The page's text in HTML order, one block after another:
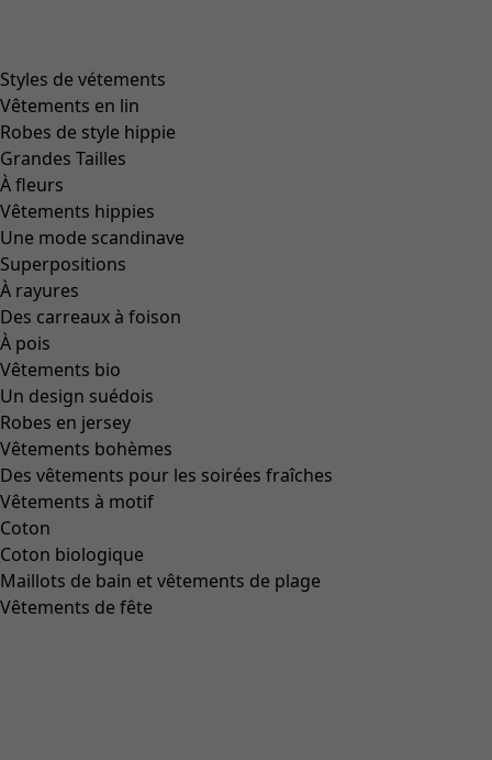
Styles de vétements
Vêtements en lin
Robes de style hippie
Grandes Tailles
À fleurs
Vêtements hippies
Une mode scandinave
Superpositions
À rayures
Des carreaux à foison
À pois
Vêtements bio
Un design suédois
Robes en jersey
Vêtements bohèmes
Des vêtements pour les soirées fraîches
Vêtements à motif
Coton
Coton biologique
Maillots de bain et vêtements de plage
Vêtements de fête